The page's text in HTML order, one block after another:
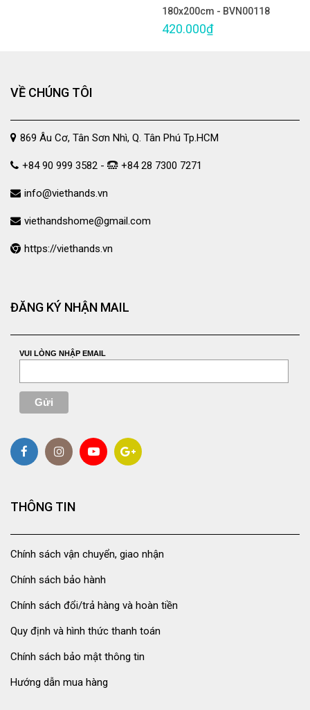
180x200cm - BVN00118
420.000₫
VỀ CHÚNG TÔI
869 Âu Cơ, Tân Sơn Nhì, Q. Tân Phú Tp.HCM
+84 90 999 3582 - +84 28 7300 7271
info@viethands.vn
viethandshome@gmail.com
https://viethands.vn
ĐĂNG KÝ NHẬN MAIL
VUI LÒNG NHẬP EMAIL
THÔNG TIN
Chính sách vận chuyển, giao nhận
Chính sách bảo hành
Chính sách đổi/trả hàng và hoàn tiền
Quy định và hình thức thanh toán
Chính sách bảo mật thông tin
Hướng dẫn mua hàng